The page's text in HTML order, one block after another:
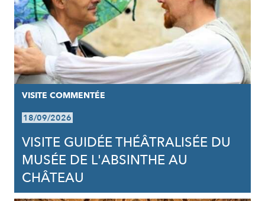
VISITE COMMENTÉE
18/09/2026
VISITE GUIDÉE THÉÂTRALISÉE DU
MUSÉE DE L'ABSINTHE AU
CHÂTEAU